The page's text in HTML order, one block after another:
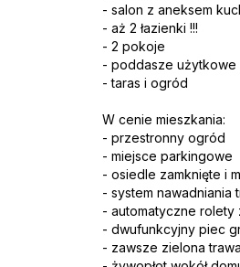
- salon z aneksem
- aż 2 łazienki !!!
- 2 pokoje
- poddasze użytkowe
- taras i ogród
W cenie mieszkania:
- przestronny ogród
- miejsce parkingowe
- osiedle zamknięte i
- system nawadniania
- automatyczne rolety
- dwufunkcyjny piec
- zawsze zielona